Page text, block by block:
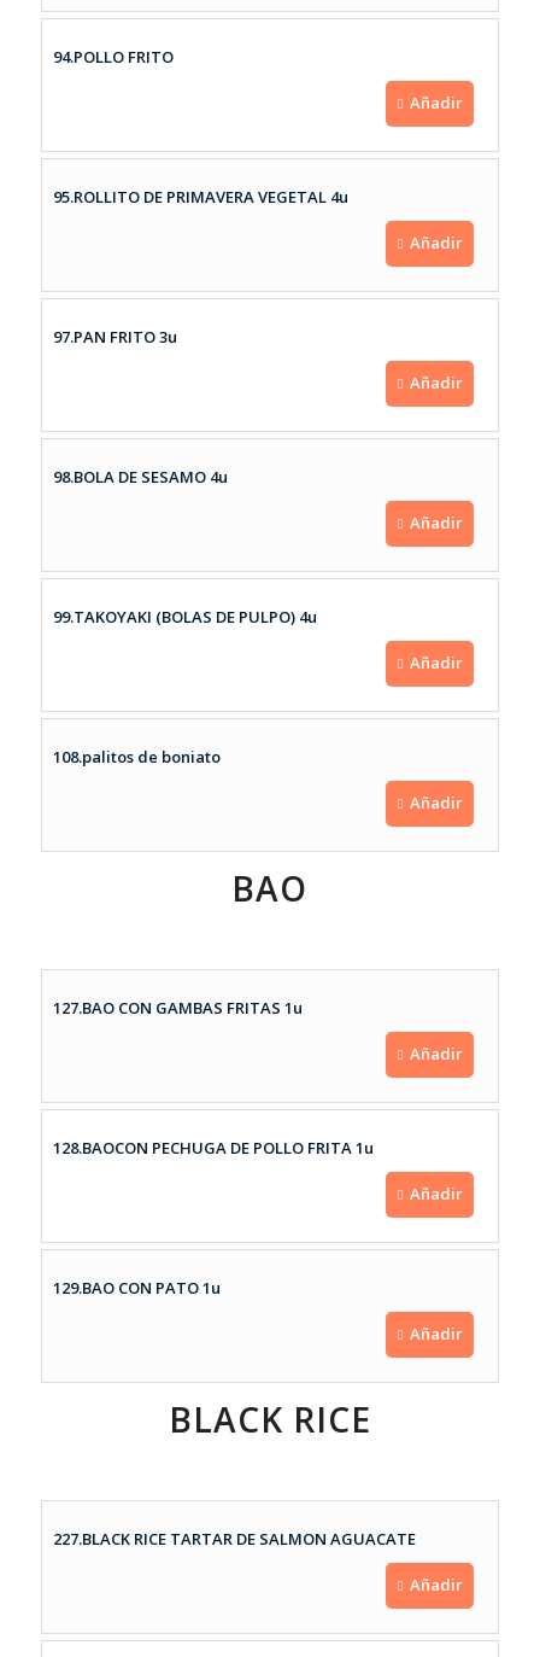
94.POLLO FRITO
Añadir
95.ROLLITO DE PRIMAVERA VEGETAL 4u
Añadir
97.PAN FRITO 3u
Añadir
98.BOLA DE SESAMO 4u
Añadir
99.TAKOYAKI (BOLAS DE PULPO) 4u
Añadir
108.palitos de boniato
Añadir
BAO
127.BAO CON GAMBAS FRITAS 1u
Añadir
128.BAOCON PECHUGA DE POLLO FRITA 1u
Añadir
129.BAO CON PATO 1u
Añadir
BLACK RICE
227.BLACK RICE TARTAR DE SALMON AGUACATE
Añadir